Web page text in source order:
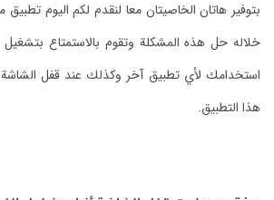
بتوفير هاتان الخاصيتان معا لنقدم لكم اليوم
خلاله حل هذه المشكلة وتقوم بالاستمتاع
استخدامك لأي تطبيق آخر وكذلك عند قفل الشاشة
هذا التطبيق.